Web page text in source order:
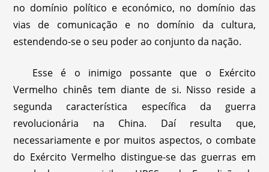
no domínio político e económico, no domínio das
vias de comunicação e no domínio da cultura,
estendendo-se o seu poder ao conjunto da nação.
Esse é o inimigo possante que o Exército
Vermelho chinês tem diante de si. Nisso reside a
segunda característica específica da guerra
revolucionária na China. Daí resulta que,
necessariamente e por muitos aspectos, o combate
do Exército Vermelho distingue-se das guerras em